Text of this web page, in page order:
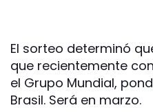
El sorteo determinó
que recientemente
el Grupo Mundial,
Brasil. Será en marzo.